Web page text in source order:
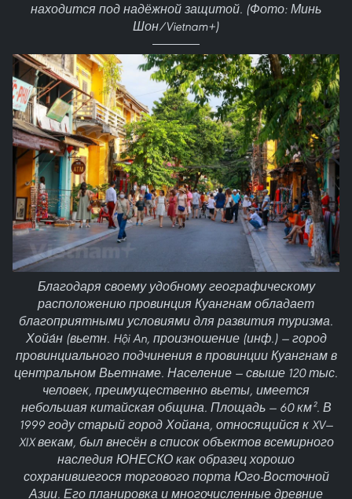
находится под надёжной защитой. (Фото: Минь
Шон/Vietnam+)
Благодаря своему удобному географическому
расположению провинция Куангнам обладает
благоприятными условиями для развития туризма.
Хойа́н (вьетн. Hội An, произношение (инф.) — город
провинциального подчинения в провинции Куангнам в
центральном Вьетнаме. Население — свыше 120 тыс.
человек, преимущественно вьеты, имеется
небольшая китайская община. Площадь — 60 км². В
1999 году старый город Хойана, относящийся к XV—
XIX векам, был внесён в список объектов всемирного
наследия ЮНЕСКО как образец хорошо
сохранившегося торгового порта Юго-Восточной
Азии. Его планировка и многочисленные древние